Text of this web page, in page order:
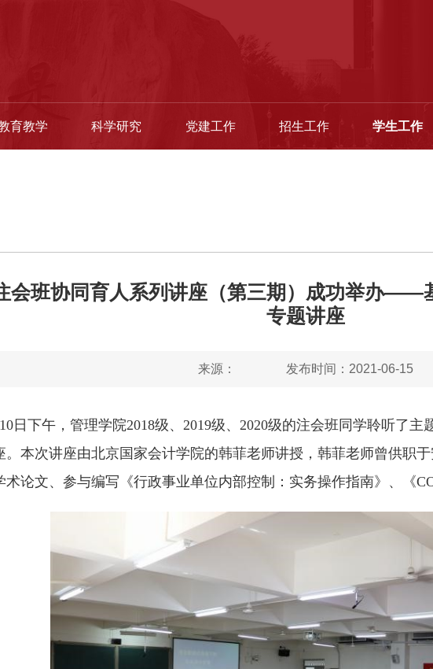
育教学 科学研究 党建工作 招生工作 学生工作
会班协同育人系列讲座（第三期）成功举办——
专题讲座
来源： 发布时间：2021-06-15
日下午，管理学院2018级、2019级、2020级的注会班同学聆听了
。本次讲座由北京国家会计学院的韩菲老师讲授，韩菲老师曾供职
论文、参与编写《行政事业单位内部控制：实务操作指南》、《